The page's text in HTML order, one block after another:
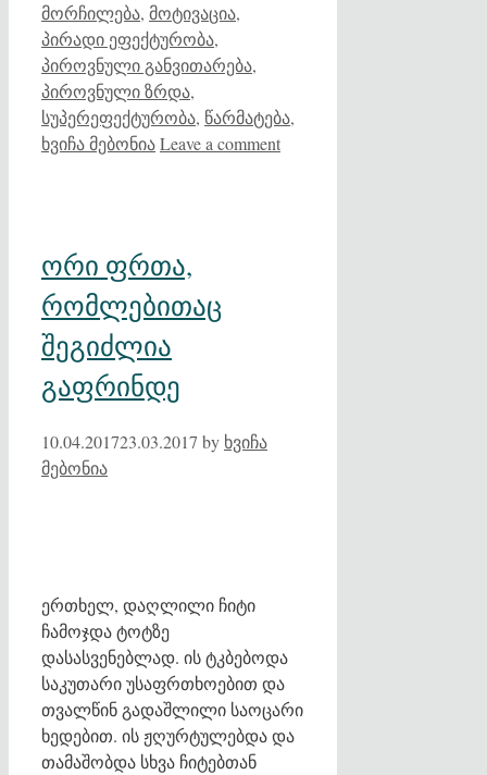
მორჩილება, მოტივაცია,
პირადი ეფექტურობა,
პიროვნული განვითარება,
პიროვნული ზრდა,
სუპერეფექტურობა, წარმატება,
ხვიჩა მებონიაLeave a comment
ორი ფრთა,
რომლებითაც
შეგიძლია
გაფრინდე
10.04.201723.03.2017 by ხვიჩა
მებონია
ერთხელ, დაღლილი ჩიტი
ჩამოჯდა ტოტზე
დასასვენებლად. ის ტკბებოდა
საკუთარი უსაფრთხოებით და
თვალწინ გადაშლილი საოცარი
ხედებით. ის ჟღურტულებდა და
თამაშობდა სხვა ჩიტებთან